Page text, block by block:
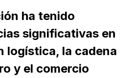
ha tenido
significativas en
logística, la cadena
y el comercio